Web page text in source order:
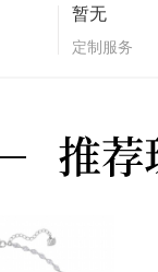
暂无
定制服务